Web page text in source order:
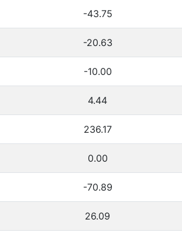
-43.75
-20.63
-10.00
4.44
236.17
0.00
-70.89
26.09